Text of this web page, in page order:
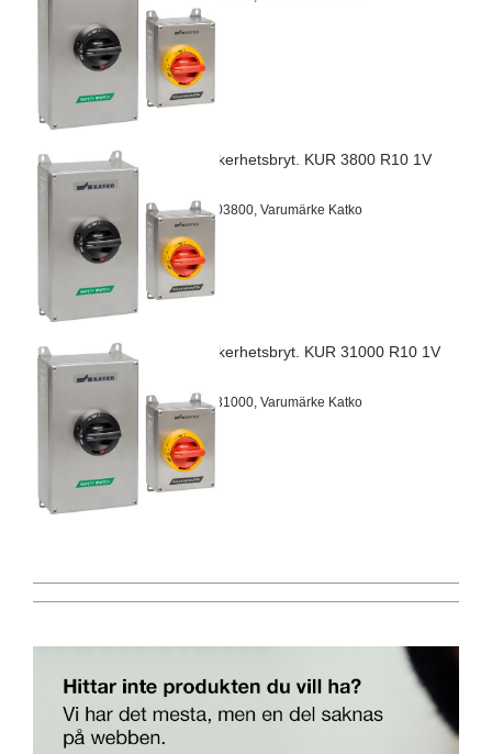
EMC Säkerhetsbryt. KUR 3800 R10 1V
Artnr 24703800, Varumärke Katko
EMC Säkerhetsbryt. KUR 31000 R10 1V
Artnr 24731000, Varumärke Katko